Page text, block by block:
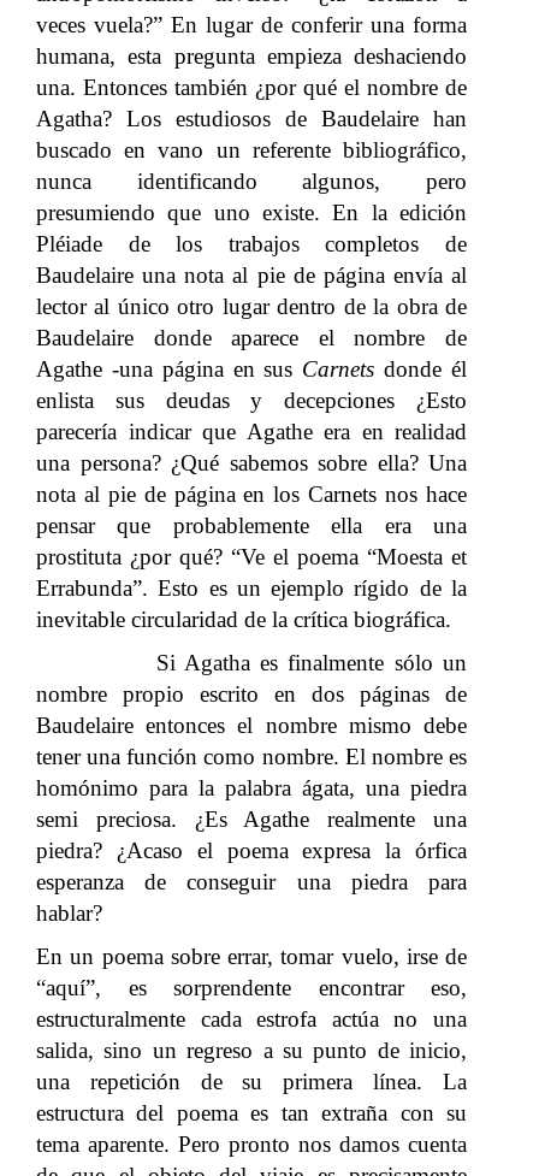
veces vuela?” En lugar de conferir una forma
humana, esta pregunta empieza deshaciendo
una. Entonces también ¿por qué el nombre de
Agatha? Los estudiosos de Baudelaire han
buscado en vano un referente bibliográfico,
nunca identificando algunos, pero
presumiendo que uno existe. En la edición
Pléiade de los trabajos completos de
Baudelaire una nota al pie de página envía al
lector al único otro lugar dentro de la obra de
Baudelaire donde aparece el nombre de
Agathe -una página en sus Carnetsdonde él
enlista sus deudas y decepciones ¿Esto
parecería indicar que Agathe era en realidad
una persona? ¿Qué sabemos sobre ella? Una
nota al pie de página en los Carnets nos hace
pensar que probablemente ella era una
prostituta ¿por qué? “Ve el poema “Moesta et
Errabunda”. Esto es un ejemplo rígido de la
inevitable circularidad de la crítica biográfica.
Si Agatha es finalmente sólo un
nombre propio escrito en dos páginas de
Baudelaire entonces el nombre mismo debe
tener una función como nombre. El nombre es
homónimo para la palabra ágata, una piedra
semi preciosa. ¿Es Agathe realmente una
piedra? ¿Acaso el poema expresa la órfica
esperanza de conseguir una piedra para
hablar?
En un poema sobre errar, tomar vuelo, irse de
“aquí”, es sorprendente encontrar eso,
estructuralmente cada estrofa actúa no una
salida, sino un regreso a su punto de inicio,
una repetición de su primera línea. La
estructura del poema es tan extraña con su
tema aparente. Pero pronto nos damos cuenta